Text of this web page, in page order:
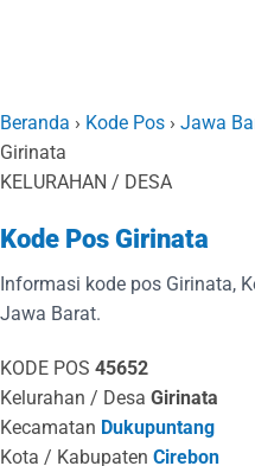
Beranda › Kode Pos › Jawa
Girinata
KELURAHAN / DESA
Kode Pos Girinata
Informasi kode pos Girinata,
Jawa Barat.
KODE POS 45652
Kelurahan / Desa Girinata
Kecamatan Dukupuntang
Kota / Kabupaten Cirebon